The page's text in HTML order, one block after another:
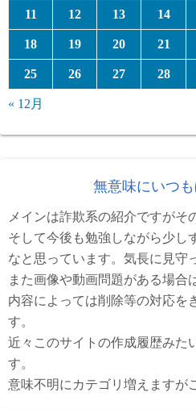
11 12 13 14
18 19 20 21
25 26 27 28
« 12月
無意味にいつ
メインは詐欺系の紹介ですがそ
そして今後も勉強しながら少し
なと思っています。気長に見守
また画像や動画問題がある場合
内容によっては削除等の対応を
す。
近々このサイトの作成履歴みた
す。
意味不明にカテゴリ増えますが